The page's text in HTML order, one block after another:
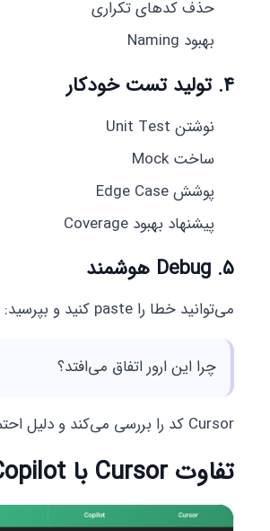
حذف کدهای تکراری
بهبود Naming
۴. تولید تست خودکار
نوشتن Unit Test
ساخت Mock
پوشش Edge Case
پیشنهاد بهبود Coverage
۵. Debug هوشمند
می‌توانید خطا را paste کنید و بپرسید:
چرا این ارور اتفاق می‌افتد؟
Cursor کد را بررسی می‌کند و دلیل احتمالی را می‌گوید.
تفاوت Cursor با GitHub Copilot